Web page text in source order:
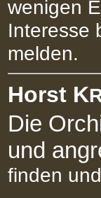
wenigen
Interesse
melden.
Horst K
Die
und
finden